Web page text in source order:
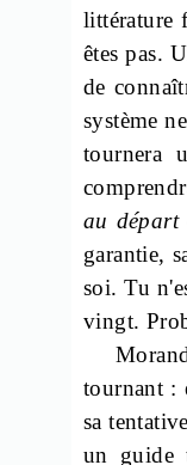
littérature
êtes pas.
de
système
tournera
au départ
garantie,
soi. Tu
vingt.
tournant :
sa
un guide